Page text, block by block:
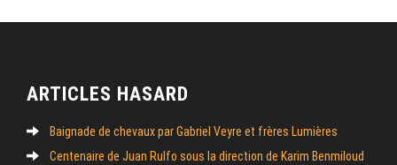
ARTICLES HASARD
Baignade de chevaux par Gabriel Veyre et frères Lumières
Centenaire de Juan Rulfo sous la direction de Karim Benmiloud